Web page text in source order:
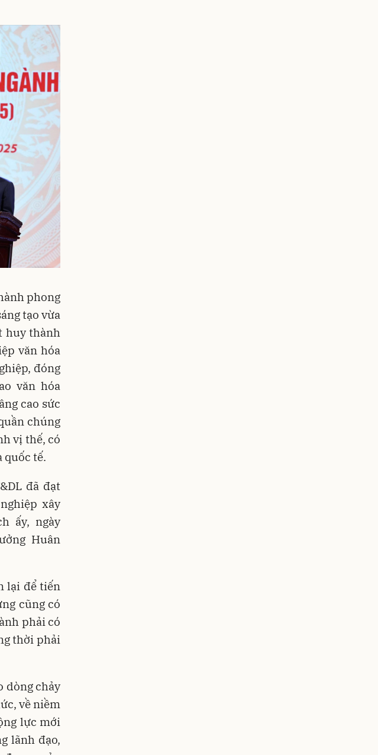
phong
tạo vừa
huy thành
văn hóa
đóng
văn hóa
cao sức
chúng
vị thế, có
quốc tế.
đã đạt
xây
ấy, ngày
Huân
lại để tiến
cũng có
phải có
thời phải
dòng chảy
về niềm
lực mới
lãnh đạo,